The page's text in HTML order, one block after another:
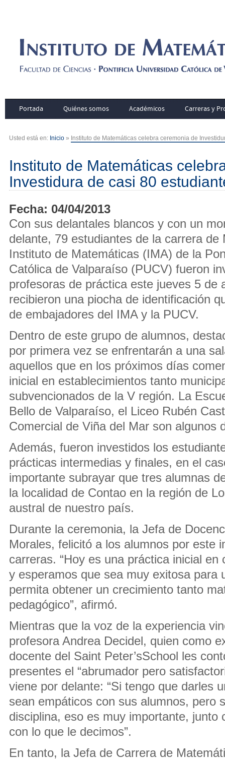
Portada Quiénes somos Académicos Carreras y
Usted está en: Inicio » Instituto de Matemáticas celebra ceremonia de
Instituto de Matemáticas
Investidura de casi 80
Fecha: 04/04/2013
Con sus delantales blancos y con un
delante, 79 estudiantes de la carrera de
Instituto de Matemáticas (IMA) de la
Católica de Valparaíso (PUCV) fueron
profesoras de práctica este jueves 5 de
recibieron una piocha de identificación
de embajadores del IMA y la PUCV.
Dentro de este grupo de alumnos,
por primera vez se enfrentarán a una
aquellos que en los próximos días
inicial en establecimientos tanto
subvencionados de la V región. La
Bello de Valparaíso, el Liceo Rubén
Comercial de Viña del Mar son algunos
Además, fueron investidos los
prácticas intermedias y finales, en el
importante subrayar que tres alumnas
la localidad de Contao en la región de
austral de nuestro país.
Durante la ceremonia, la Jefa de
Morales, felicitó a los alumnos por este
carreras. “Hoy es una práctica inicial
y esperamos que sea muy exitosa para
permita obtener un crecimiento tanto
pedagógico”, afirmó.
Mientras que la voz de la experiencia
profesora Andrea Decidel, quien como
docente del Saint Peter’sSchool les
presentes el “abrumador pero
viene por delante: “Si tengo que darles
sean empáticos con sus alumnos, pero
disciplina, eso es muy importante, junto
con lo que le decimos”.
En tanto, la Jefa de Carrera de